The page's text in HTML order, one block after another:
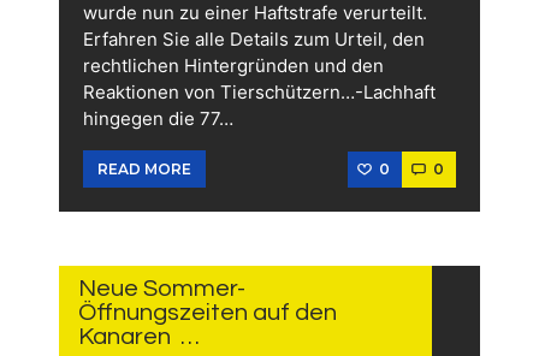
wurde nun zu einer Haftstrafe verurteilt.
Erfahren Sie alle Details zum Urteil, den
rechtlichen Hintergründen und den
Reaktionen von Tierschützern…-Lachhaft
hingegen die 77…
READ MORE 0 0
Neue Sommer-
Öffnungszeiten auf den
Kanaren …